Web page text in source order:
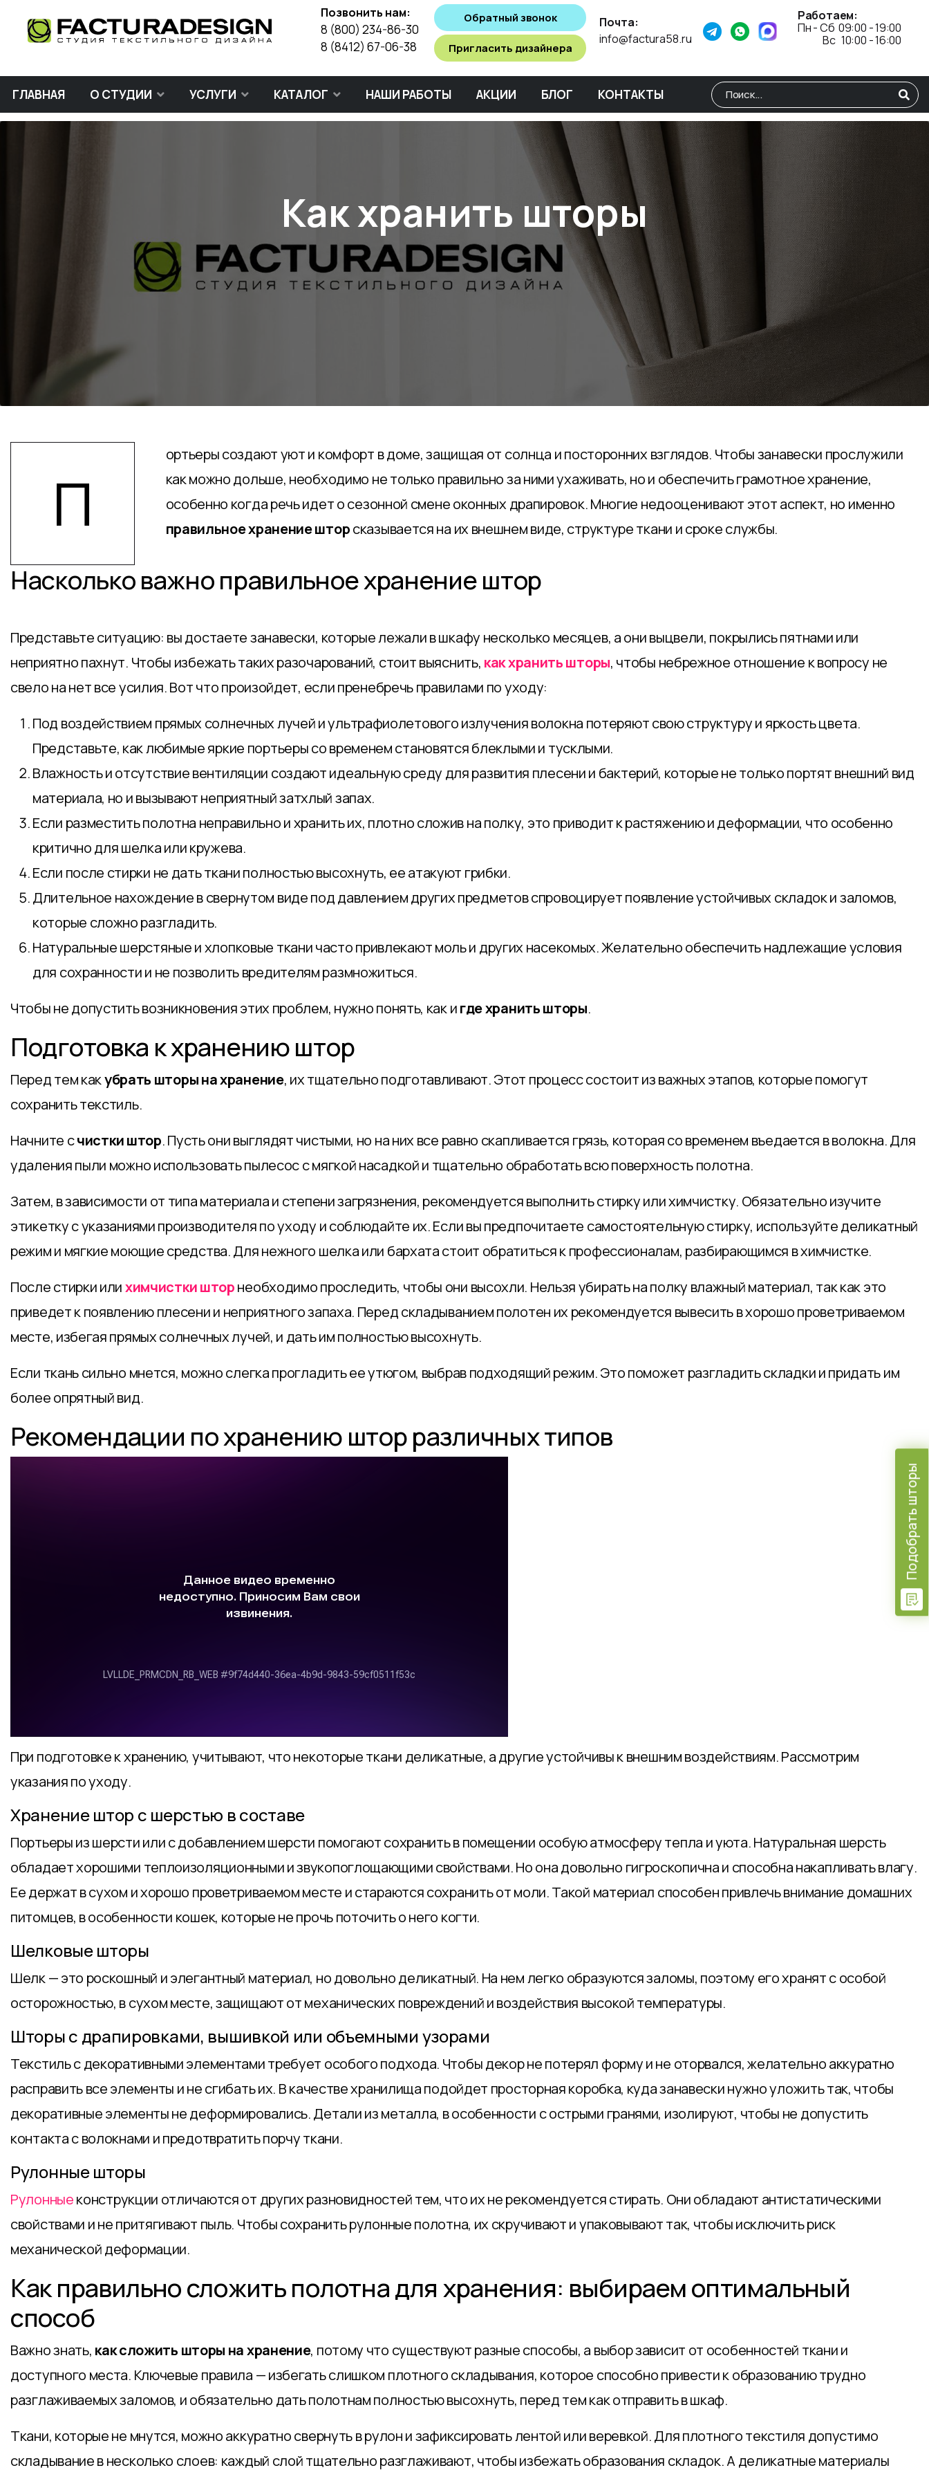
Позвонить нам:
8 (800) 234-86-30
8 (8412) 67-06-38
Обратный звонок
Пригласить дизайнера
Почта:
info@factura58.ru
Работаем:
Пн - Сб 09:00 - 19:00
Вс 10:00 - 16:00
ГЛАВНАЯ О СТУДИИ УСЛУГИ КАТАЛОГ НАШИ РАБОТЫ АКЦИИ БЛОГ КОНТАКТЫ
Type 2 or more characters for results.
Как хранить шторы
П
ортьеры создают уют и комфорт в доме, защищая от солнца и посторонних взглядов. Чтобы занавески прослужили
как можно дольше, необходимо не только правильно за ними ухаживать, но и обеспечить грамотное хранение,
особенно когда речь идет о сезонной смене оконных драпировок. Многие недооценивают этот аспект, но именно
правильное хранение шторсказывается на их внешнем виде, структуре ткани и сроке службы.
Насколько важно правильное хранение штор
Представьте ситуацию: вы достаете занавески, которые лежали в шкафу несколько месяцев, а они выцвели, покрылись пятнами или
неприятно пахнут. Чтобы избежать таких разочарований, стоит выяснить, как хранить шторы, чтобы небрежное отношение к вопросу не
свело на нет все усилия. Вот что произойдет, если пренебречь правилами по уходу:
Под воздействием прямых солнечных лучей и ультрафиолетового излучения волокна потеряют свою структуру и яркость цвета.
Представьте, как любимые яркие портьеры со временем становятся блеклыми и тусклыми.
Влажность и отсутствие вентиляции создают идеальную среду для развития плесени и бактерий, которые не только портят внешний вид
материала, но и вызывают неприятный затхлый запах.
Если разместить полотна неправильно и хранить их, плотно сложив на полку, это приводит к растяжению и деформации, что особенно
критично для шелка или кружева.
Если после стирки не дать ткани полностью высохнуть, ее атакуют грибки.
Длительное нахождение в свернутом виде под давлением других предметов спровоцирует появление устойчивых складок и заломов,
которые сложно разгладить.
Натуральные шерстяные и хлопковые ткани часто привлекают моль и других насекомых. Желательно обеспечить надлежащие условия
для сохранности и не позволить вредителям размножиться.
Чтобы не допустить возникновения этих проблем, нужно понять, как игде хранить шторы.
Подготовка к хранению штор
Перед тем какубрать шторы на хранение, их тщательно подготавливают. Этот процесс состоит из важных этапов, которые помогут
сохранить текстиль.
Начните счистки штор. Пусть они выглядят чистыми, но на них все равно скапливается грязь, которая со временем въедается в волокна. Для
удаления пыли можно использовать пылесос с мягкой насадкой и тщательно обработать всю поверхность полотна.
Затем, в зависимости от типа материала и степени загрязнения, рекомендуется выполнить стирку или химчистку. Обязательно изучите
этикетку с указаниями производителя по уходу и соблюдайте их. Если вы предпочитаете самостоятельную стирку, используйте деликатный
режим и мягкие моющие средства. Для нежного шелка или бархата стоит обратиться к профессионалам, разбирающимся в химчистке.
После стирки илихимчистки шторнеобходимо проследить, чтобы они высохли. Нельзя убирать на полку влажный материал, так как это
приведет к появлению плесени и неприятного запаха. Перед складыванием полотен их рекомендуется вывесить в хорошо проветриваемом
месте, избегая прямых солнечных лучей, и дать им полностью высохнуть.
Если ткань сильно мнется, можно слегка прогладить ее утюгом, выбрав подходящий режим. Это поможет разгладить складки и придать им
более опрятный вид.
Рекомендации по хранению штор различных типов
При подготовке к хранению, учитывают, что некоторые ткани деликатные, а другие устойчивы к внешним воздействиям. Рассмотрим
указания по уходу.
Хранение штор с шерстью в составе
Портьеры из шерсти или с добавлением шерсти помогают сохранить в помещении особую атмосферу тепла и уюта. Натуральная шерсть
обладает хорошими теплоизоляционными и звукопоглощающими свойствами. Но она довольно гигроскопична и способна накапливать влагу.
Ее держат в сухом и хорошо проветриваемом месте и стараются сохранить от моли. Такой материал способен привлечь внимание домашних
питомцев, в особенности кошек, которые не прочь поточить о него когти.
Шелковые шторы
Шелк — это роскошный и элегантный материал, но довольно деликатный. На нем легко образуются заломы, поэтому его хранят с особой
осторожностью, в сухом месте, защищают от механических повреждений и воздействия высокой температуры.
Шторы с драпировками, вышивкой или объемными узорами
Текстиль с декоративными элементами требует особого подхода. Чтобы декор не потерял форму и не оторвался, желательно аккуратно
расправить все элементы и не сгибать их. В качестве хранилища подойдет просторная коробка, куда занавески нужно уложить так, чтобы
декоративные элементы не деформировались. Детали из металла, в особенности с острыми гранями, изолируют, чтобы не допустить
контакта с волокнами и предотвратить порчу ткани.
Рулонные шторы
Рулонныеконструкции отличаются от других разновидностей тем, что их не рекомендуется стирать. Они обладают антистатическими
свойствами и не притягивают пыль. Чтобы сохранить рулонные полотна, их скручивают и упаковывают так, чтобы исключить риск
механической деформации.
Как правильно сложить полотна для хранения: выбираем оптимальный
способ
Важно знать, как сложить шторы на хранение, потому что существуют разные способы, а выбор зависит от особенностей ткани и
доступного места. Ключевые правила — избегать слишком плотного складывания, которое способно привести к образованию трудно
разглаживаемых заломов, и обязательно дать полотнам полностью высохнуть, перед тем как отправить в шкаф.
Ткани, которые не мнутся, можно аккуратно свернуть в рулон и зафиксировать лентой или веревкой. Для плотного текстиля допустимо
складывание в несколько слоев: каждый слой тщательно разглаживают, чтобы избежать образования складок. А деликатные материалы
Подобрать шторы